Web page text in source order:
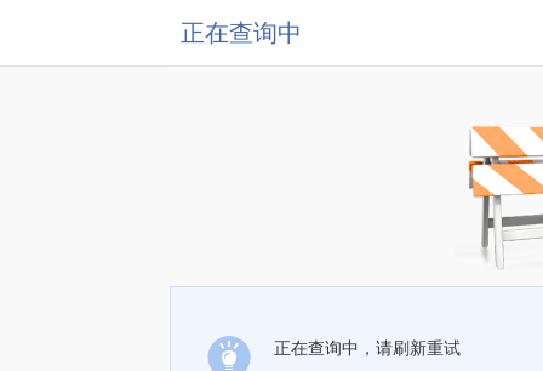
正在查询中
正在查询中，请刷新重试